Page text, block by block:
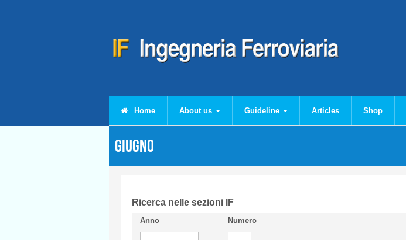
Home About us Guideline Articles Shop
Giugno
Ricerca nelle sezioni IF
Anno Numero